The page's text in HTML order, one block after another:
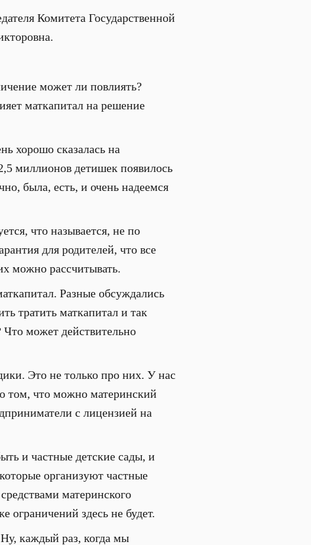
Комитета Государственной
может ли повлиять?
маткапитал на решение
хорошо сказалась на
миллионов детишек появилось
была, есть, и очень надеемся
что называется, не по
для родителей, что все
можно рассчитывать.
Разные обсуждались
тратить маткапитал и так
Что может действительно
Это не только про них. У нас
о том, что можно материнский
с лицензией на
и частные детские сады, и
организуют частные
материнского
ограничений здесь не будет.
каждый раз, когда мы